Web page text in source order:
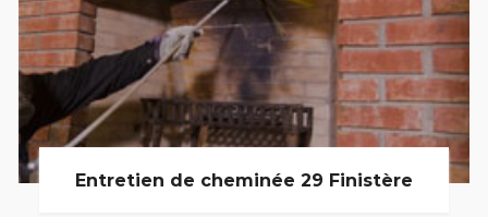
Entretien de cheminée 29 Finistère